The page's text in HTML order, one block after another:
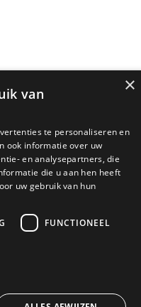
×
van
te personaliseren en
ook informatie over uw
en analysepartners, die
die u aan hen heeft
uw gebruik van hun
FUNCTIONEEL